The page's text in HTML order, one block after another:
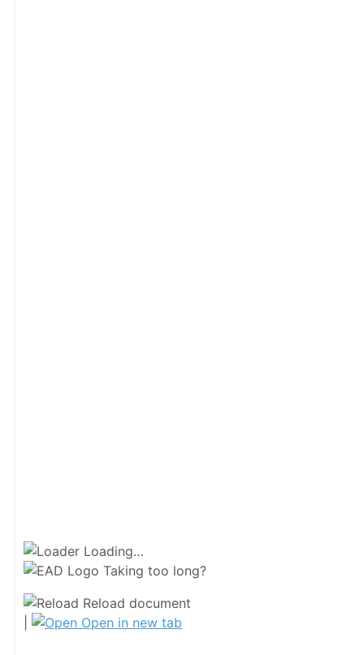
Loading…
Taking too long?
Reload document
Open in new tab